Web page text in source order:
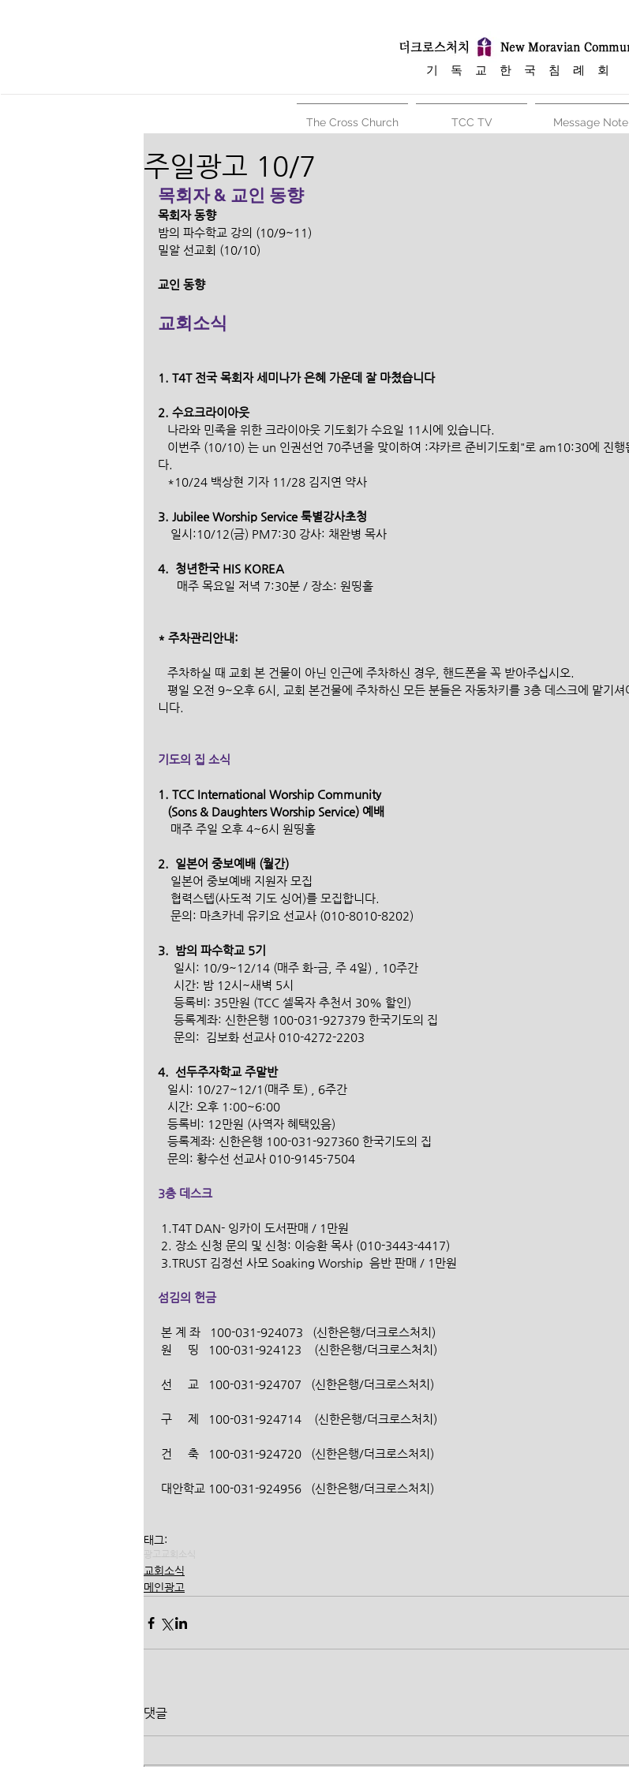
​기 독 교 한 국 침 례 회
The Cross Church TCC TV Message Note
주일광고 10/7
목회자 & 교인 동향
목회자 동향
밤의 파수학교 강의 (10/9~11)
밀알 선교회 (10/10)
교인 동향
교회소식
1. T4T 전국 목회자 세미나가 은혜 가운데 잘 마쳤습니다
2. 수요크라이아웃
   나라와 민족을 위한 크라이아웃 기도회가 수요일 11시에 있습니다.
다.
   *10/24 백상현 기자 11/28 김지연 약사
3. Jubilee Worship Service 툭별강사초청
    일시:10/12(금) PM7:30 강사: 채완병 목사
4.  청년한국 HIS KOREA
      매주 목요일 저녁 7:30분 / 장소: 원띵홀
* 주차관리안내:
   주차하실 때 교회 본 건물이 아닌 인근에 주차하신 경우, 핸드폰을 꼭 받아주십시오.
니다.
기도의 집 소식
1. TCC International Worship Community
   (Sons & Daughters Worship Service) 예배
    매주 주일 오후 4~6시 원띵홀
2.  일본어 중보예배 (월간)
    일본어 중보예배 지원자 모집
    협력스텝(사도적 기도 싱어)를 모집합니다.
    문의: 마츠카네 유키요 선교사 (010-8010-8202)
3.  밤의 파수학교 5기
     일시: 10/9~12/14 (매주 화-금, 주 4일) , 10주간
     시간: 밤 12시~새벽 5시
     등록비: 35만원 (TCC 셀목자 추천서 30% 할인)
     등록계좌: 신한은행 100-031-927379 한국기도의 집
     문의:  김보화 선교사 010-4272-2203
4.  선두주자학교 주말반
   일시: 10/27~12/1(매주 토) , 6주간
   시간: 오후 1:00~6:00
   등록비: 12만원 (사역자 혜택있음)
   등록계좌: 신한은행 100-031-927360 한국기도의 집
   문의: 황수선 선교사 010-9145-7504
3층 데스크
1.T4T DAN- 잉카이 도서판매 / 1만원
2. 장소 신청 문의 및 신청: 이승환 목사 (010-3443-4417)
3.TRUST 김정선 사모 Soaking Worship  음반 판매 / 1만원
섬김의 헌금
본 계 좌   100-031-924073   (신한은행/더크로스처치)
원     띵   100-031-924123    (신한은행/더크로스처치)
선     교   100-031-924707   (신한은행/더크로스처치)
구     제   100-031-924714    (신한은행/더크로스처치)
건     축   100-031-924720   (신한은행/더크로스처치)
대안학교 100-031-924956   (신한은행/더크로스처치)
태그:
교회소식
메인광고
댓글